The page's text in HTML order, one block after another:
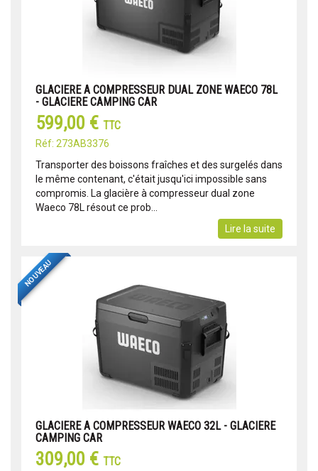
GLACIERE A COMPRESSEUR DUAL ZONE WAECO 78L
- GLACIERE CAMPING CAR
599,00 € TTC
Réf: 273AB3376
Transporter des boissons fraîches et des surgelés dans
le même contenant, c'était jusqu'ici impossible sans
compromis. La glacière à compresseur dual zone
Waeco 78L résout ce prob...
Lire la suite
NOUVEAU
GLACIERE A COMPRESSEUR WAECO 32L - GLACIERE
CAMPING CAR
309,00 € TTC